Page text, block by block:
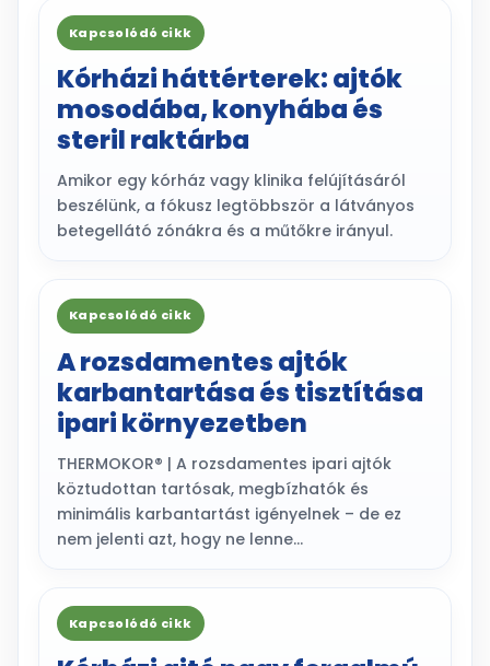
Kapcsolódó cikk
Kórházi háttérterek: ajtók
mosodába, konyhába és
steril raktárba
Amikor egy kórház vagy klinika felújításáról
beszélünk, a fókusz legtöbbször a látványos
betegellátó zónákra és a műtőkre irányul.
Kapcsolódó cikk
A rozsdamentes ajtók
karbantartása és tisztítása
ipari környezetben
THERMOKOR® | A rozsdamentes ipari ajtók
köztudottan tartósak, megbízhatók és
minimális karbantartást igényelnek – de ez
nem jelenti azt, hogy ne lenne…
Kapcsolódó cikk